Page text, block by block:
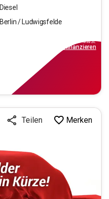
Diesel
Berlin / Ludwigsfelde
inkl.MwSt.
finanzieren
Teilen Merken